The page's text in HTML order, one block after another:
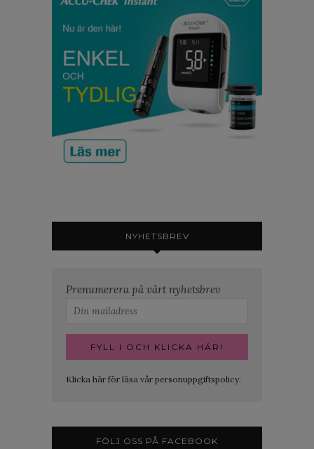
NYHETSBREV
Prenumerera på vårt nyhetsbrev
Klicka här för läsa vår personuppgiftspolicy.
FÖLJ OSS PÅ FACEBOOK